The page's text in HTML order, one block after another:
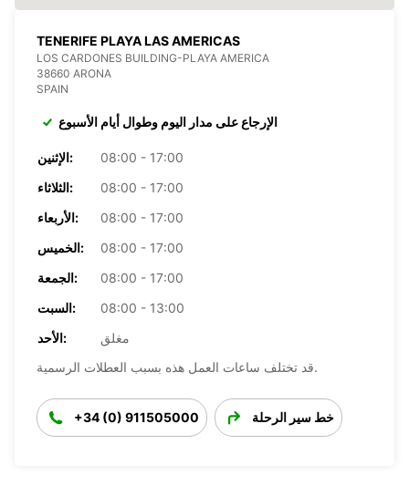
TENERIFE PLAYA LAS AMERICAS
LOS CARDONES BUILDING-PLAYA AMERICA
38660 ARONA
SPAIN
الإرجاع على مدار اليوم وطوال أيام الأسبوع
الإثنين:
08:00 - 17:00
الثلاثاء:
08:00 - 17:00
الأربعاء:
08:00 - 17:00
الخميس:
08:00 - 17:00
الجمعة:
08:00 - 17:00
السبت:
08:00 - 13:00
الأحد:
مغلق
قد تختلف ساعات العمل هذه بسبب العطلات الرسمية.
+34 (0) 911505000 خط سير الرحلة